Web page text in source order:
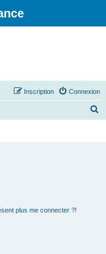
Connexion
Inscription
plus me connecter ?!